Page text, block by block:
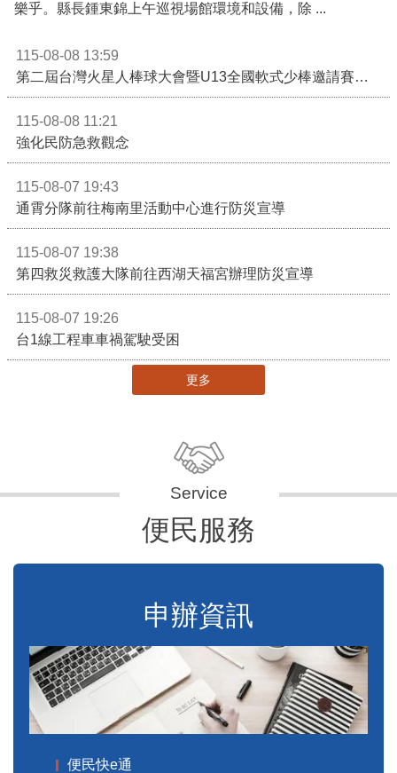
樂乎。縣長鍾東錦上午巡視場館環境和設備，除 ...
115-08-08 13:59
第二屆台灣火星人棒球大會暨U13全國軟式少棒邀請賽在苗栗舉辦
115-08-08 11:21
強化民防急救觀念
115-08-07 19:43
通霄分隊前往梅南里活動中心進行防災宣導
115-08-07 19:38
第四救災救護大隊前往西湖天福宮辦理防災宣導
115-08-07 19:26
台1線工程車車禍駕駛受困
更多
便民服務
申辦資訊
便民快e通